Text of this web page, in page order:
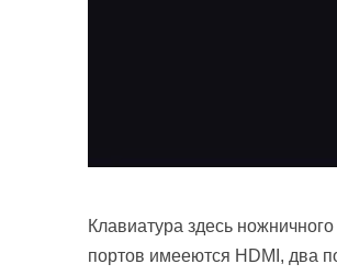
Клавиатура здесь
портов имееются HDMI, два